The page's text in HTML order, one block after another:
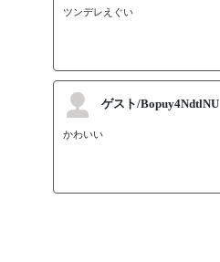
ツンデレえぐい
ゲスト/Bopuy4NdtlNU
かわいい